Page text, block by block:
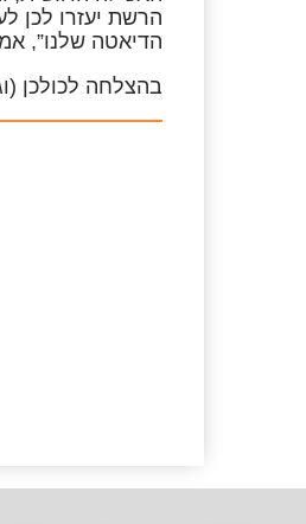
הרשת יעזרו לכן
הדיאטהשלנו”,
בהצלחה לכולכן